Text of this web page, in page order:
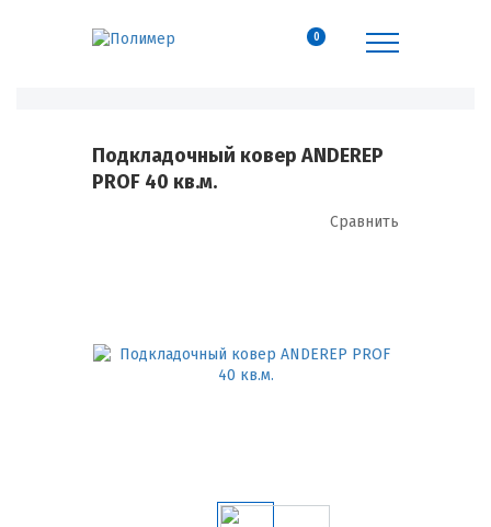
0
Подкладочный ковер ANDEREP
PROF 40 кв.м.
Сравнить